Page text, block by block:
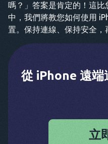
嗎？」答案是肯定的！這
中，我們將教您如何使用
置。保持連線、保持安全，
從 iPhone 遠
立